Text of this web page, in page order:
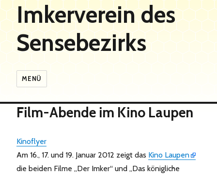
Imkerverein des
Sensebezirks
MENÜ
Film-Abende im Kino Laupen
Kinoflyer
Am 16., 17. und 19. Januar 2012 zeigt das Kino Laupen
die beiden Filme „Der Imker“ und „Das königliche